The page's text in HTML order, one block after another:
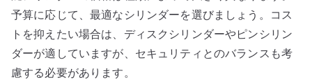
予算に応じて、最適なシリンダーを選びましょう。コス
トを抑えたい場合は、ディスクシリンダーやピンシリン
ダーが適していますが、セキュリティとのバランスも考
慮する必要があります。